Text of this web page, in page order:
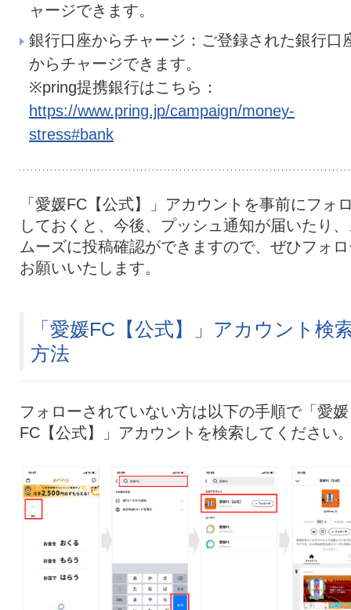
ャージできます。
銀行口座からチャージ：ご登録された銀行口
からチャージできます。
※pring提携銀行はこちら：
https://www.pring.jp/campaign/money-
stress#bank
「愛媛FC【公式】」アカウントを事前にフォ
しておくと、今後、プッシュ通知が届いたり
ムーズに投稿確認ができますので、ぜひフォ
お願いいたします。
「愛媛FC【公式】」アカウント検
方法
フォローされていない方は以下の手順で「愛媛
FC【公式】」アカウントを検索してください